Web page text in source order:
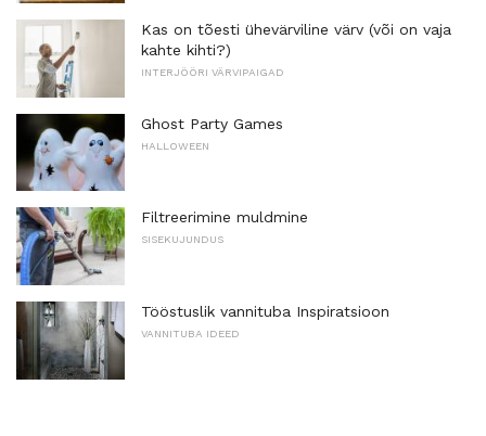
Kas on tõesti ühevärviline värv (või on vaja
kahte kihti?)
INTERJÖÖRI VÄRVIPAIGAD
Ghost Party Games
HALLOWEEN
Filtreerimine muldmine
SISEKUJUNDUS
Tööstuslik vannituba Inspiratsioon
VANNITUBA IDEED